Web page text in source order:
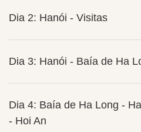
Dia 2: Hanói - Visitas
Dia 3: Hanói - Baía de Ha
Dia 4: Baía de Ha Long -
- Hoi An